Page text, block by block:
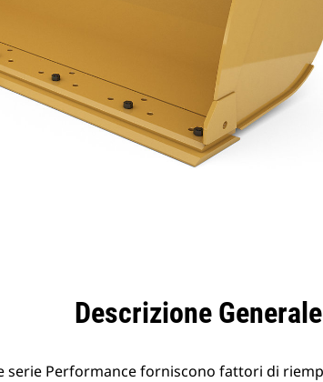
Descrizione Generale
serie Performance forniscono fattori di